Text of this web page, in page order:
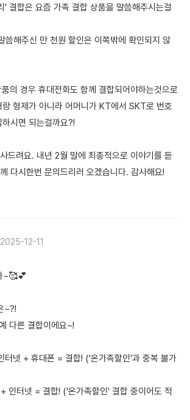
' 결합은 요즘 가족 결합 상품을 말씀해주시는걸
씀해주신 만 천원 할인은 이쪽밖에 확인되지 않
의 경우 휴대전화도 함께 결합되어야하는것으로
형제가 아니라 어머니가 KT에서 SKT로 번호
시면 되는걸까요?!
드려요. 내년 2월 말에 최종적으로 이야기를 듣
다시한번 문의드리러 오겠습니다. 감사해요!
2025-12-11
~🥰💕
~?!
다른 결합이에요~!
터넷 + 휴대폰 = 결합! ('온가족할인'과 중복 불가
인터넷 = 결합! ('온가족할인' 결합 중이어도 적